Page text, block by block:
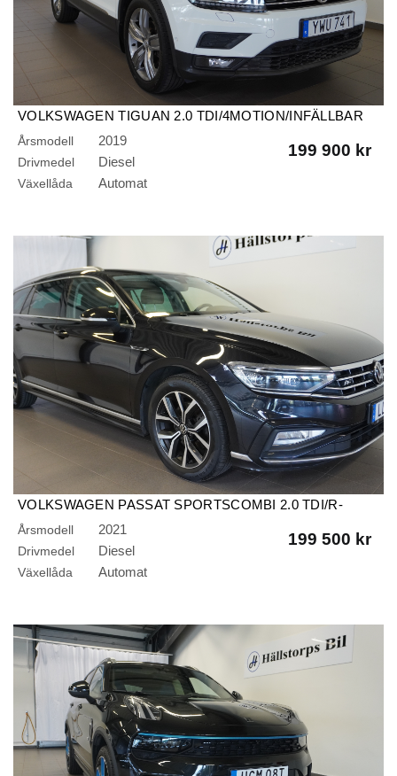
VOLKSWAGEN TIGUAN 2.0 TDI/4MOTION/INFÄLLBAR
DRAG/B-KAMERA/ELBAKLUCKA
Årsmodell 2019
Drivmedel Diesel
Växellåda Automat
199 900 kr
VOLKSWAGEN PASSAT SPORTSCOMBI 2.0 TDI/R-
LINE/4MOTION/GT/BACKKAMERA/DRAG
Årsmodell 2021
Drivmedel Diesel
Växellåda Automat
199 500 kr